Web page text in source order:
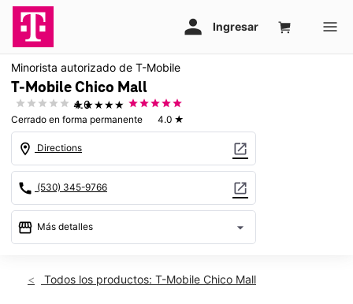
Minorista autorizado de T-Mobile
T-Mobile Chico Mall
★★★★★
4.0
Cerrado en forma permanente 4.0 ★
location_on Directions open_in_new
call (530) 345-9766 open_in_new
storefront Más detalles arrow_drop_down
location_on
Todos los productos: T-Mobile Chico Mall